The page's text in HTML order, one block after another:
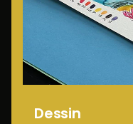
Dessin